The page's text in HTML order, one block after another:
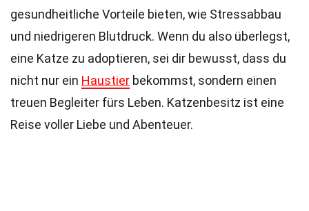
gesundheitliche Vorteile bieten, wie Stressabbau
und niedrigeren Blutdruck. Wenn du also überlegst,
eine Katze zu adoptieren, sei dir bewusst, dass du
nicht nur ein Haustier bekommst, sondern einen
treuen Begleiter fürs Leben. Katzenbesitz ist eine
Reise voller Liebe und Abenteuer.